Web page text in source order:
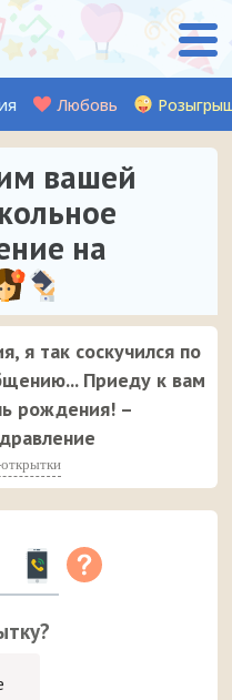
Любовь
вашей
на
я так соскучился по
Приеду к вам
рождения! –